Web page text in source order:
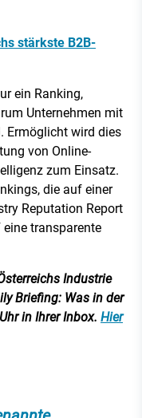
stärkste B2B-
ein Ranking,
Unternehmen mit
Ermöglicht wird dies
von Online-
zum Einsatz.
die auf einer
Reputation Report
eine transparente
Industrie
Briefing: Was in der
in Ihrer Inbox. Hier